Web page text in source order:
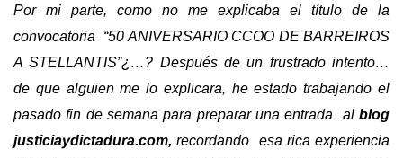
Por mi parte, como no me explicaba el título de la
convocatoria “50 ANIVERSARIO CCOO DE BARREIROS
A STELLANTIS”¿…? Después de un frustrado intento…
de que alguien me lo explicara, he estado trabajando el
pasado fin de semana para preparar una entrada al blog
justiciaydictadura.com,recordando
esa rica experiencia